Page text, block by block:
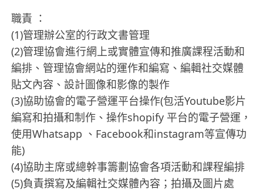
職責 ：
(1)管理辦公室的行政文書管理
(2)管理協會進行網上或實體宣傳和推廣課程活動和
編排、管理協會網站的運作和編寫、編輯社交媒體
貼文內容、設計圖像和影像的製作
(3)協助協會的電子營運平台操作(包活Youtube影片
編寫和拍攝和制作、操作shopify 平台的電子營運，
使用Whatsapp 、Facebook和instagram等宣傳功
能)
(4)協助主席或總幹事籌劃協會各項活動和課程編排
(5)負責撰寫及編輯社交媒體內容；拍攝及圖片處